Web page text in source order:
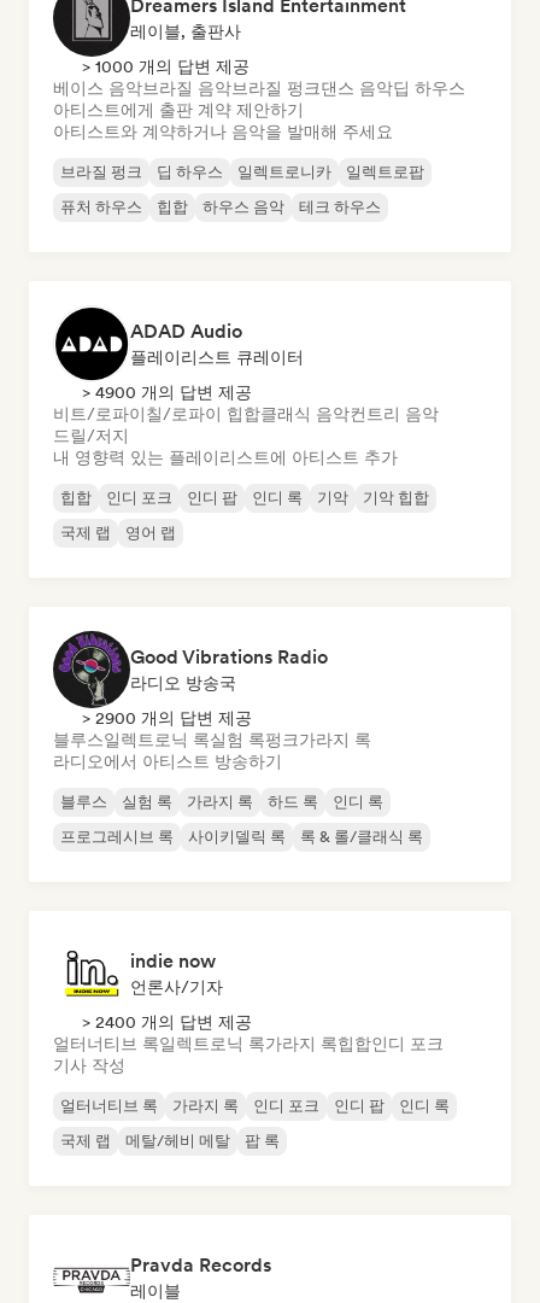
Dreamers Island Entertainment
레이블, 출판사
> 1000 개의 답변 제공
베이스 음악브라질 음악브라질 펑크댄스 음악딥 하우스
아티스트에게 출판 계약 제안하기
아티스트와 계약하거나 음악을 발매해 주세요
브라질 펑크 딥 하우스 일렉트로니카
일렉트로팝
퓨처 하우스
힙합 하우스 음악 테크 하우스
ADAD Audio
플레이리스트 큐레이터
> 4900 개의 답변 제공
비트/로파이칠/로파이 힙합클래식 음악컨트리 음악
드릴/저지
내 영향력 있는 플레이리스트에 아티스트 추가
힙합 인디 포크 인디 팝 인디 록 기악
기악 힙합
국제 랩
영어 랩
Good Vibrations Radio
라디오 방송국
> 2900 개의 답변 제공
블루스일렉트로닉 록실험 록펑크가라지 록
라디오에서 아티스트 방송하기
블루스 실험 록 가라지 록 하드 록
인디 록
프로그레시브 록
사이키델릭 록 록 & 롤/클래식 록
indie now
언론사/기자
> 2400 개의 답변 제공
얼터너티브 록일렉트로닉 록가라지 록힙합인디 포크
기사 작성
얼터너티브 록 가라지 록 인디 포크 인디 팝
인디 록
국제 랩
메탈/헤비 메탈 팝 록
Pravda Records
레이블